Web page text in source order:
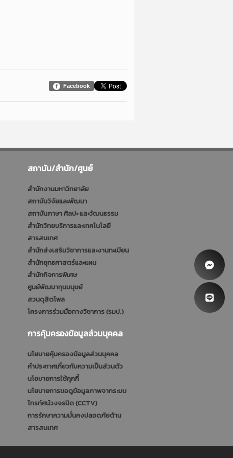
Facebook
สถาบัน/สำนัก/ศูนย์
สำนักงานมหาวิทยาลัย
สถาบันวิจัยและพัฒนา
สถาบันภาษา ศิลปะ และวัฒนธรรม
สำนักวิทยบริการและเทคโนโลยี
สารสนเทศ
สำนักส่งเสริมวิชาการและงานทะเบียน
สำนักยุทธศาสตร์และแผน
สำนักกิจการพิเศษ
ศูนย์พัฒนาทุนมนุษย์
สวนดุสิตโพล
โครงการร่วมมือทางวิชาการ (รมป.)
การคุ้มครองข้อมูลส่วนบุคคล
นโยบายคุ้มครองข้อมูลส่วนบุคคล
คำประกาศเกี่ยวกับความเป็นส่วนตัว
นโยบายการใช้คุกกี้
นโยบายการขอดูข้อมูลภาพจากระบบ
โทรทัศน์วงจรปิด (CCTV)
การรักษาความมั่นคงปลอดภัยด้าน
สารสนเทศ